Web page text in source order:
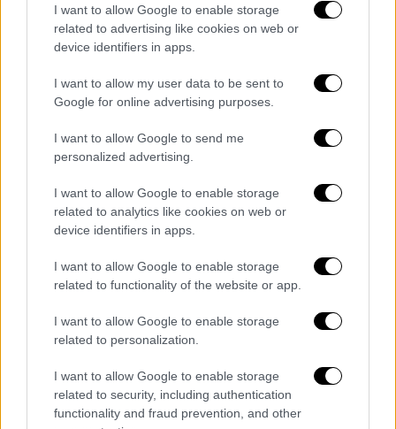
I want to allow Google to enable storage
related to advertising like cookies on web or
device identifiers in apps.
I want to allow my user data to be sent to
Google for online advertising purposes.
I want to allow Google to send me
personalized advertising.
I want to allow Google to enable storage
related to analytics like cookies on web or
device identifiers in apps.
I want to allow Google to enable storage
related to functionality of the website or app.
I want to allow Google to enable storage
related to personalization.
I want to allow Google to enable storage
related to security, including authentication
functionality and fraud prevention, and other
Αμερικανό υπουργό Εξωτερικών,
Μάρκο
Ρούμπιο, ο οποίος μετέφερε την ανησυχία
Ουάσινγκτον για την αυξανόμενη
επιρροή της Κίνας στη Διώρυγα .
Επιπρόσθετα, στοπλαίσιοτης συνάντησης, ο
Μουλίνοπρότεινε επίσης τη διεύρυνση της
συνεργασίας των δύο χωρών στο
οικονομική υποστήριξηαπό τις ΗΠΑ για την
επαναπροώθηση μεταναστών που περνούν
Αμερικήενώ προκάλεσε τιςΗΠΑ
ενισχύσουν τις επενδύσεις τους στον
Παναμά, ως ένδειξη προθυμίας για σύσφιξη
των σχέσεων με την Ουάσινγκτον.
Σύμφωνα με περίληψη της συνάντησηςπου
δημοσιοποίησε τοΣτέιτ Ντιπάρτμεντ